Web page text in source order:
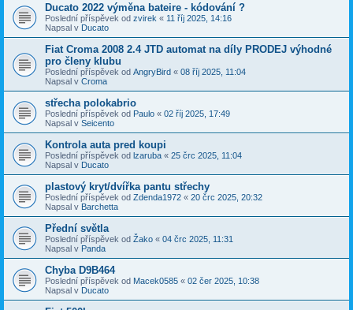
Ducato 2022 výměna bateire - kódování ?
Poslední příspěvek od zvirek « 11 říj 2025, 14:16
Napsal v Ducato
Fiat Croma 2008 2.4 JTD automat na díly PRODEJ výhodné
pro členy klubu
Poslední příspěvek od AngryBird « 08 říj 2025, 11:04
Napsal v Croma
střecha polokabrio
Poslední příspěvek od Paulo « 02 říj 2025, 17:49
Napsal v Seicento
Kontrola auta pred koupi
Poslední příspěvek od lzaruba « 25 črc 2025, 11:04
Napsal v Ducato
plastový kryt/dvířka pantu střechy
Poslední příspěvek od Zdenda1972 « 20 črc 2025, 20:32
Napsal v Barchetta
Přední světla
Poslední příspěvek od Žako « 04 črc 2025, 11:31
Napsal v Panda
Chyba D9B464
Poslední příspěvek od Macek0585 « 02 čer 2025, 10:38
Napsal v Ducato